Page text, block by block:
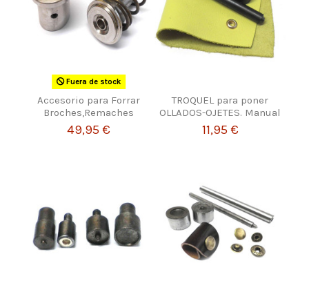
Fuera de stock
Accesorio para Forrar
Broches,Remaches
49,95 €
TROQUEL para poner
OLLADOS-OJETES. Manual
11,95 €